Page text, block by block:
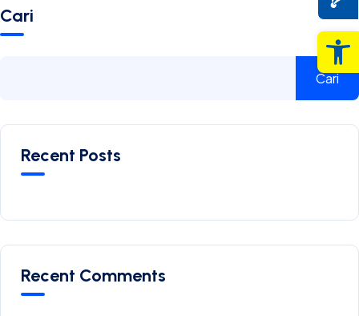
Cari
Cari
Recent Posts
Recent Comments